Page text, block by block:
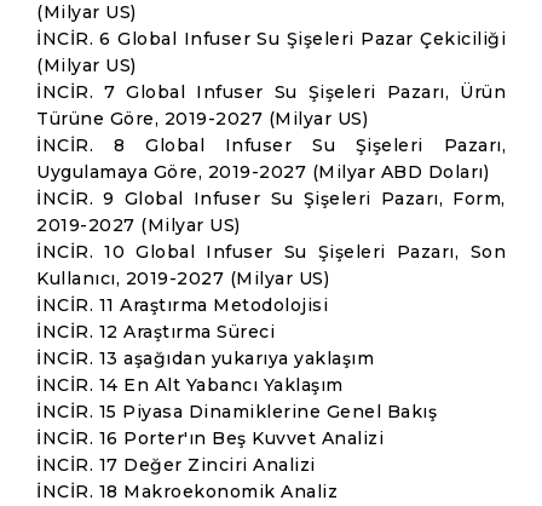
(Milyar US)
İNCİR. 6 Global Infuser Su Şişeleri Pazar Çekiciliği
(Milyar US)
İNCİR. 7 Global Infuser Su Şişeleri Pazarı, Ürün
Türüne Göre, 2019-2027 (Milyar US)
İNCİR. 8 Global Infuser Su Şişeleri Pazarı,
Uygulamaya Göre, 2019-2027 (Milyar ABD Doları)
İNCİR. 9 Global Infuser Su Şişeleri Pazarı, Form,
2019-2027 (Milyar US)
İNCİR. 10 Global Infuser Su Şişeleri Pazarı, Son
Kullanıcı, 2019-2027 (Milyar US)
İNCİR. 11 Araştırma Metodolojisi
İNCİR. 12 Araştırma Süreci
İNCİR. 13 aşağıdan yukarıya yaklaşım
İNCİR. 14 En Alt Yabancı Yaklaşım
İNCİR. 15 Piyasa Dinamiklerine Genel Bakış
İNCİR. 16 Porter'ın Beş Kuvvet Analizi
İNCİR. 17 Değer Zinciri Analizi
İNCİR. 18 Makroekonomik Analiz